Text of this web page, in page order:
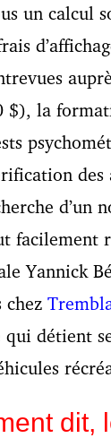
un calcul
$), la
des
d’un
facilement
Yannick
chez
détient
dit,